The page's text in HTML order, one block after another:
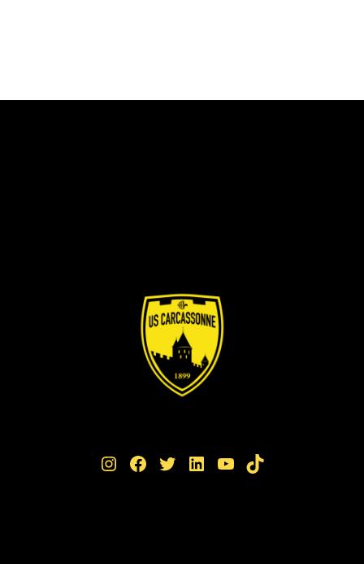
Instagram Facebook Twitter LinkedIn YouTube TikTok